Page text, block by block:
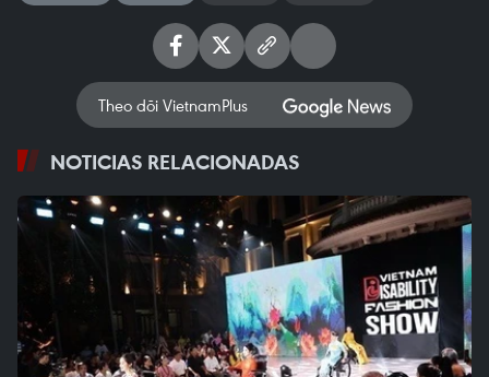
Theo dõi VietnamPlus
NOTICIAS RELACIONADAS